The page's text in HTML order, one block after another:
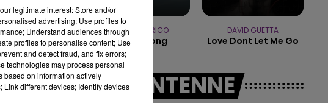
FERME
ville
de
OLIVIA RODRIGO
Stupid Song
DAVID GUETTA
Love Dont Let Me Go
A L'ANTENNE
legitimate interest: Store and/or
advertising; Use profiles to
Understand audiences through
profiles to personalise content; Use
and detect fraud, and fix errors;
technologies may process personal
based on information actively
different devices; Identify devices